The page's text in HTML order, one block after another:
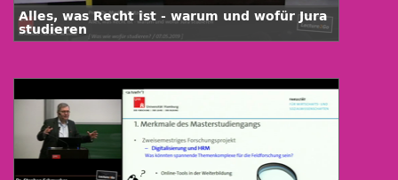
Alles, was Recht ist - warum und wofür Jura
studieren